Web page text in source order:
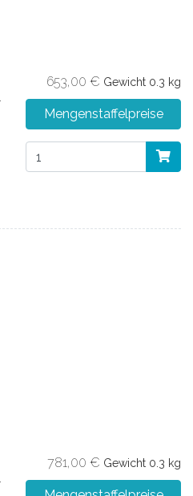
653,00 € Gewicht 0.3 kg
Mengenstaffelpreise
781,00 € Gewicht 0.3 kg